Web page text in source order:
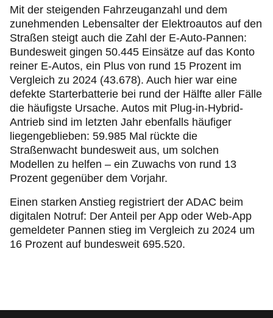
Mit der steigenden Fahrzeuganzahl und dem
zunehmenden Lebensalter der Elektroautos auf den
Straßen steigt auch die Zahl der E-Auto-Pannen:
Bundesweit gingen 50.445 Einsätze auf das Konto
reiner E-Autos, ein Plus von rund 15 Prozent im
Vergleich zu 2024 (43.678). Auch hier war eine
defekte Starterbatterie bei rund der Hälfte aller Fälle
die häufigste Ursache. Autos mit Plug‑in-Hybrid-
Antrieb sind im letzten Jahr ebenfalls häufiger
liegengeblieben: 59.985 Mal rückte die
Straßenwacht bundesweit aus, um solchen
Modellen zu helfen – ein Zuwachs von rund 13
Prozent gegenüber dem Vorjahr.
Einen starken Anstieg registriert der ADAC beim
digitalen Notruf: Der Anteil per App oder Web-App
gemeldeter Pannen stieg im Vergleich zu 2024 um
16 Prozent auf bundesweit 695.520.